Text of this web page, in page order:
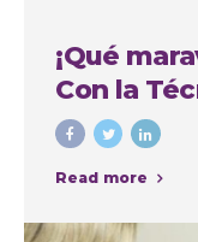
¡Qué
Con la
Read more